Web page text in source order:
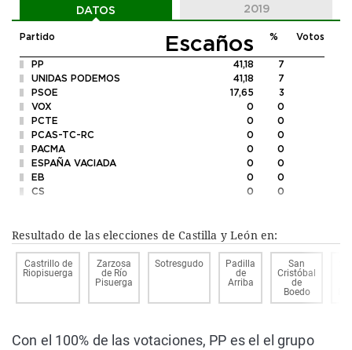
DATOS 2019
Partido Escaños % Votos
PP 41,18
7
UNIDAS PODEMOS
41,18
7
PSOE
17,65
3
VOX
0
0
PCTE
0
0
PCAS-TC-RC
0
0
PACMA
0
0
ESPAÑA VACIADA
0
0
EB
0
0
CS
0 0
Resultado de las elecciones de Castilla y León en:
Castrillo de
Riopisuerga
Zarzosa
de Río
Pisuerga
Sotresgudo
Padilla
de
Arriba
San
Cristóbal
de
Boedo
Con el 100% de las votaciones, PP es el el grupo